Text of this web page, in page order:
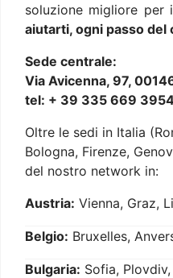
soluzione migliore per
aiutarti, ogni passo del
Sede centrale:
Via Avicenna, 97,
tel: + 39 335 669
Oltre le sedi in Italia
Bologna, Firenze,
del nostro network in:
Austria: Vienna, Graz,
Belgio: Bruxelles,
Bulgaria: Sofia,